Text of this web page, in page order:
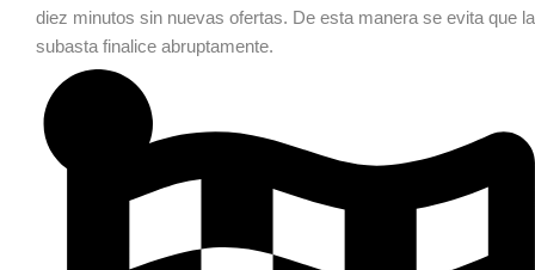
diez minutos sin nuevas ofertas. De esta manera se evita que la
subasta finalice abruptamente.